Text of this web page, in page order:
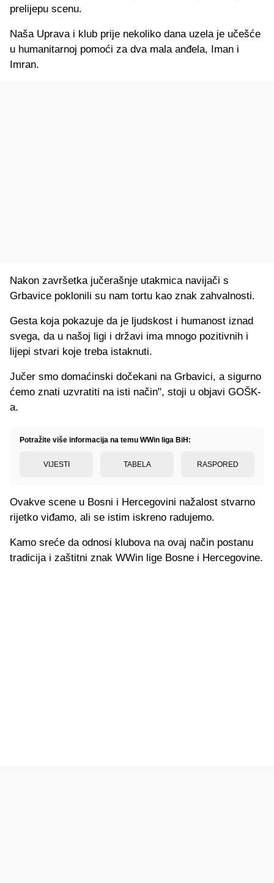
prelijepu scenu.
Naša Uprava i klub prije nekoliko dana uzela je učešće
u humanitarnoj pomoći za dva mala anđela, Iman i
Imran.
Nakon završetka jučerašnje utakmica navijači s
Grbavice poklonili su nam tortu kao znak zahvalnosti.
Gesta koja pokazuje da je ljudskost i humanost iznad
svega, da u našoj ligi i državi ima mnogo pozitivnih i
lijepi stvari koje treba istaknuti.
Jučer smo domaćinski dočekani na Grbavici, a sigurno
ćemo znati uzvratiti na isti način", stoji u objavi GOŠK-
a.
Potražite više informacija na temu WWin liga BiH:
VIJESTI TABELA RASPORED
Ovakve scene u Bosni i Hercegovini nažalost stvarno
rijetko viđamo, ali se istim iskreno radujemo.
Kamo sreće da odnosi klubova na ovaj način postanu
tradicija i zaštitni znak WWin lige Bosne i Hercegovine.